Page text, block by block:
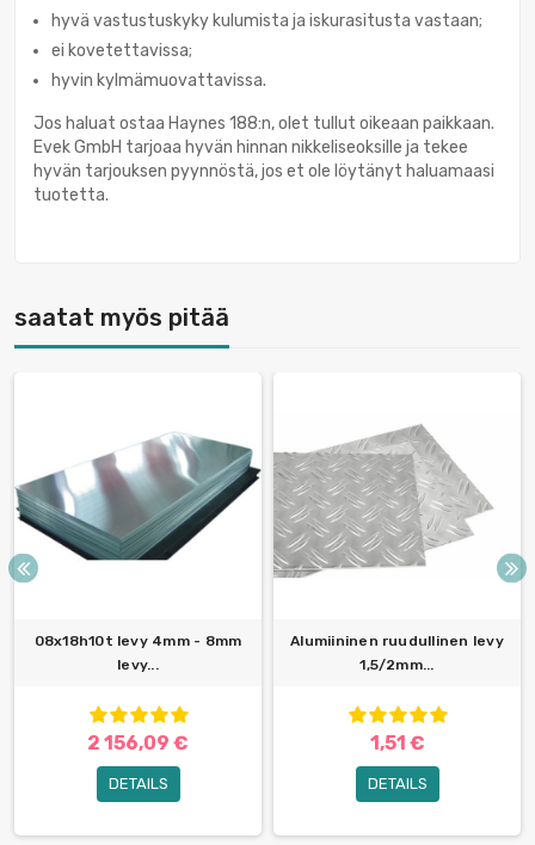
hyvä vastustuskyky kulumista ja iskurasitusta vastaan;
ei kovetettavissa;
hyvin kylmämuovattavissa.
Jos haluat ostaa Haynes 188:n, olet tullut oikeaan paikkaan.
Evek GmbH tarjoaa hyvän hinnan nikkeliseoksille ja tekee
hyvän tarjouksen pyynnöstä, jos et ole löytänyt haluamaasi
tuotetta.
saatat myös pitää
08x18h10t levy 4mm - 8mm
levy...
2 156,09 €
DETAILS
Alumiininen ruudullinen levy
1,5/2mm...
1,51 €
DETAILS